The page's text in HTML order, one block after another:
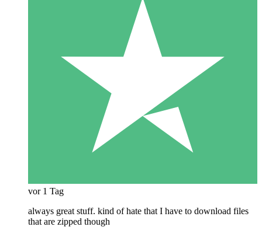
vor 1 Tag
always great stuff. kind of hate that I have to download files
that are zipped though